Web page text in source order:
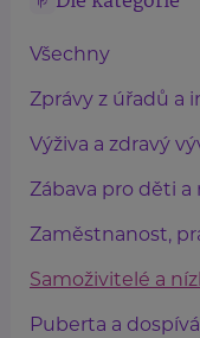
Všechny
Zprávy z úřadů a
Výživa a zdravý
Zábava pro děti a
Zaměstnanost,
Samoživitelé a
Puberta a